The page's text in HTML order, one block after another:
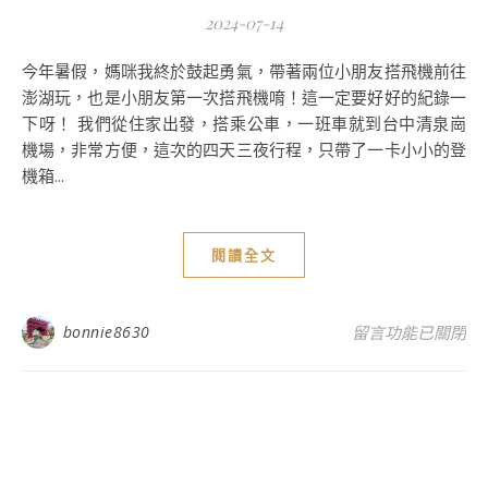
2024-07-14
今年暑假，媽咪我終於鼓起勇氣，帶著兩位小朋友搭飛機前往
澎湖玩，也是小朋友第一次搭飛機唷！這一定要好好的紀錄一
下呀！ 我們從住家出發，搭乘公車，一班車就到台中清泉崗
機場，非常方便，這次的四天三夜行程，只帶了一卡小小的登
機箱...
閱讀全文
bonnie8630 在〈2024年澎湖
留言功能已關閉